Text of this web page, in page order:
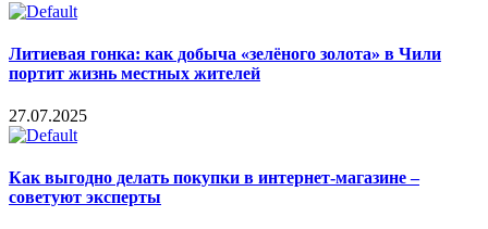
Литиевая гонка: как добыча «зелёного золота» в Чили
портит жизнь местных жителей
27.07.2025
Как выгодно делать покупки в интернет-магазине –
советуют эксперты